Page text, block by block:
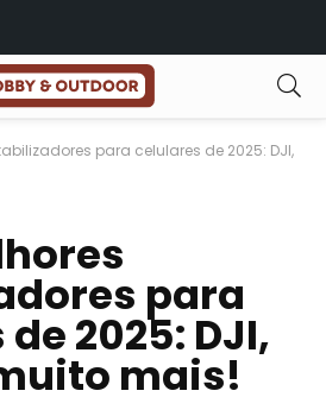
para celulares de 2025: DJI,
para
2025: DJI,
mais!